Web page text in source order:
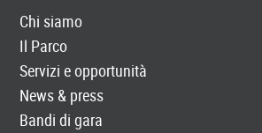
Chi siamo
Il Parco
Servizi e opportunità
News & press
Bandi di gara